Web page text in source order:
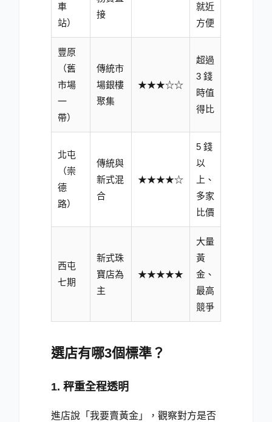
車
站）
接
就近
方便
豐原
（舊
市場
一
帶）
傳統市
場銀樓
聚集
★★★☆☆
超過
3 錢
時值
得比
北屯
（崇
德
路）
傳統與
新式混
合
★★★★☆
5 錢
以
上、
多家
比價
西屯
七期
新式珠
寶店為
主
★★★★★
大量
黃
金、
最高
競爭
選店有哪3個標準？
1. 秤重全程透明
進店說「我要賣黃金」，觀察對方是否